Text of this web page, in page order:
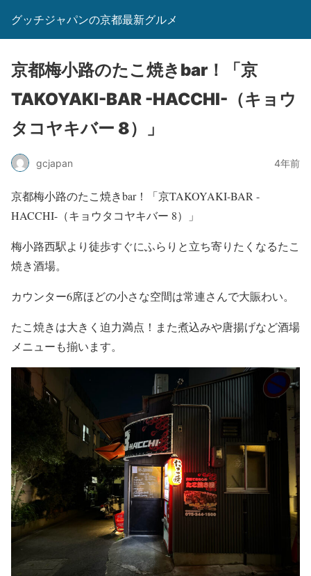
グッチジャパンの京都最新グルメ
京都梅小路のたこ焼きbar！「京
TAKOYAKI-BAR -HACCHI-（キョウ
タコヤキバー 8）」
gcjapan 4年前
京都梅小路のたこ焼きbar！「京TAKOYAKI-BAR -
HACCHI-（キョウタコヤキバー 8）」
梅小路西駅より徒歩すぐにふらりと立ち寄りたくなるたこ
焼き酒場。
カウンター6席ほどの小さな空間は常連さんで大賑わい。
たこ焼きは大きく迫力満点！また煮込みや唐揚げなど酒場
メニューも揃います。